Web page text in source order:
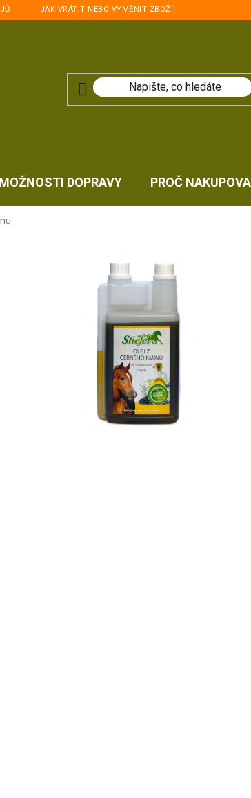
JAK VRÁTIT NEBO VYMĚNIT ZBOŽÍ
MOŽNOSTI DOPRAVY PROČ